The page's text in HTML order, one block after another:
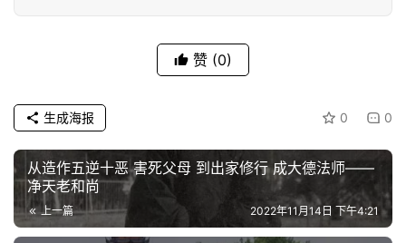
赞 (0)
0 0
生成海报
从造作五逆十恶 害死父母 到出家修行 成大德法师——
净天老和尚
上一篇 2022年11月14日 下午4:21